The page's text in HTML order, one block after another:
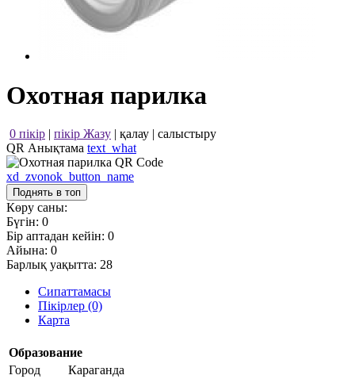
Охотная парилка
0 пікір | пікір Жазу | қалау | салыстыру
QR Анықтама text_what
xd_zvonok_button_name
Поднять в топ
Көру саны:
Бүгін: 0
Бір аптадан кейін: 0
Айына: 0
Барлық уақытта: 28
Сипаттамасы
Пікірлер (0)
Карта
Образование
Город
Караганда